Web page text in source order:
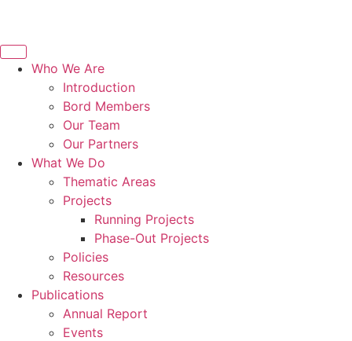
Who We Are
Introduction
Bord Members
Our Team
Our Partners
What We Do
Thematic Areas
Projects
Running Projects
Phase-Out Projects
Policies
Resources
Publications
Annual Report
Events